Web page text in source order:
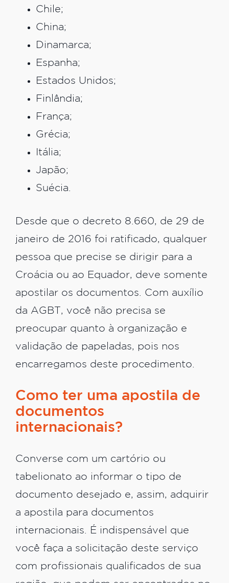
Chile;
China;
Dinamarca;
Espanha;
Estados Unidos;
Finlândia;
França;
Grécia;
Itália;
Japão;
Suécia.
Desde que o decreto 8.660, de 29 de
janeiro de 2016 foi ratificado, qualquer
pessoa que precise se dirigir para a
Croácia ou ao Equador, deve somente
apostilar os documentos. Com auxílio
da AGBT, você não precisa se
preocupar quanto à organização e
validação de papeladas, pois nos
encarregamos deste procedimento.
Como ter uma apostila de
documentos
internacionais?
Converse com um cartório ou
tabelionato ao informar o tipo de
documento desejado e, assim, adquirir
a apostila para documentos
internacionais. É indispensável que
você faça a solicitação deste serviço
com profissionais qualificados de sua